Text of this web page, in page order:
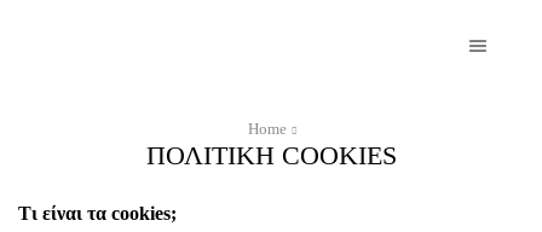
Home
ΠΟΛΙΤΙΚΗ COOKIES
Τι είναι τα cookies;